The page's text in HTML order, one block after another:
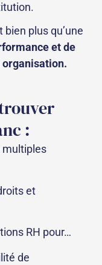
bien plus qu’une
et de
:
multiples
et
RH pour…
de